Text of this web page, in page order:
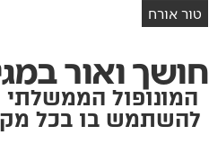
טור אורח
חושך ואור
המונופול
להשתמש בו בכל